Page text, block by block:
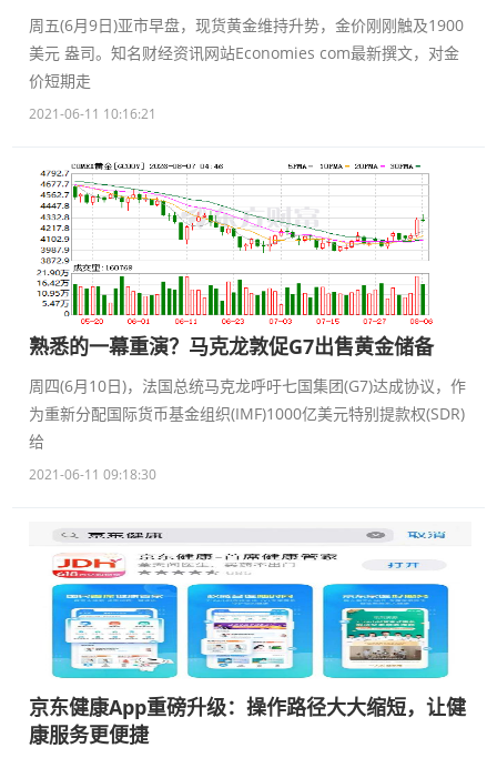
周五(6月9日)亚市早盘，现货黄金维持升势，金价刚刚触及1900
美元 盎司。知名财经资讯网站Economies com最新撰文，对金
价短期走
2021-06-11 10:16:21
熟悉的一幕重演？马克龙敦促G7出售黄金储备
周四(6月10日)，法国总统马克龙呼吁七国集团(G7)达成协议，作
为重新分配国际货币基金组织(IMF)1000亿美元特别提款权(SDR)
给
2021-06-11 09:18:30
京东健康App重磅升级：操作路径大大缩短，让健
康服务更便捷